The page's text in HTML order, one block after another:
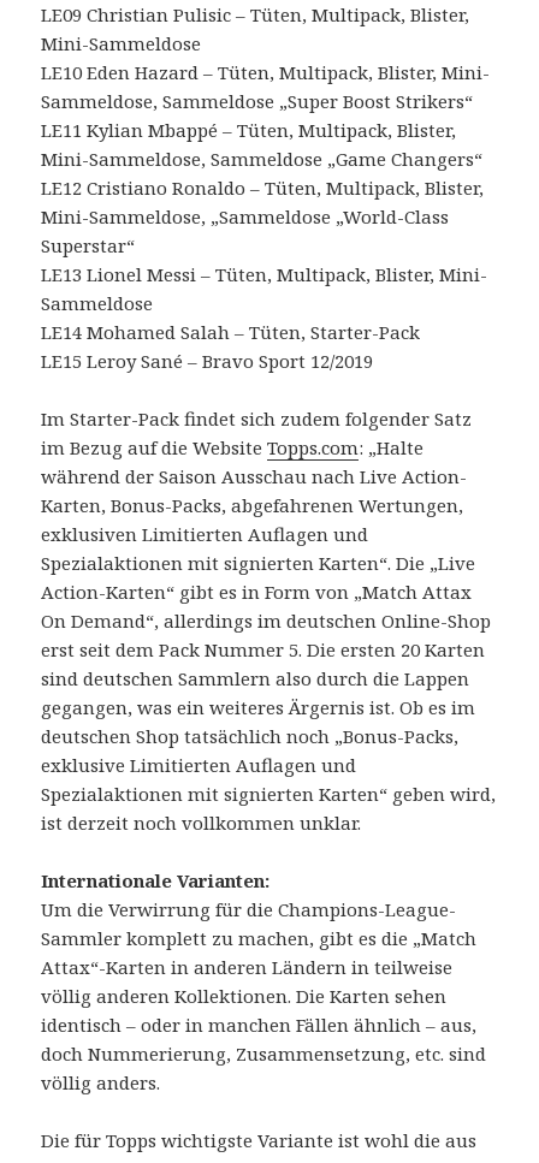
LE09 Christian Pulisic – Tüten, Multipack, Blister,
Mini-Sammeldose
LE10 Eden Hazard – Tüten, Multipack, Blister, Mini-
Sammeldose, Sammeldose „Super Boost Strikers“
LE11 Kylian Mbappé – Tüten, Multipack, Blister,
Mini-Sammeldose, Sammeldose „Game Changers“
LE12 Cristiano Ronaldo – Tüten, Multipack, Blister,
Mini-Sammeldose, „Sammeldose „World-Class
Superstar“
LE13 Lionel Messi – Tüten, Multipack, Blister, Mini-
Sammeldose
LE14 Mohamed Salah – Tüten, Starter-Pack
LE15 Leroy Sané – Bravo Sport 12/2019
Im Starter-Pack findet sich zudem folgender Satz
im Bezug auf die WebsiteTopps.com: „Halte
während der Saison Ausschau nach Live Action-
Karten, Bonus-Packs, abgefahrenen Wertungen,
exklusiven Limitierten Auflagen und
Spezialaktionen mit signierten Karten“. Die „Live
Action-Karten“ gibt es in Form von „Match Attax
On Demand“, allerdings im deutschen Online-Shop
erst seit dem Pack Nummer 5. Die ersten 20 Karten
sind deutschen Sammlern also durch die Lappen
gegangen, was ein weiteres Ärgernis ist. Ob es im
deutschen Shop tatsächlich noch „Bonus-Packs,
exklusive Limitierten Auflagen und
Spezialaktionen mit signierten Karten“ geben wird,
ist derzeit noch vollkommen unklar.
Internationale Varianten:
Um die Verwirrung für die Champions-League-
Sammler komplett zu machen, gibt es die „Match
Attax“-Karten in anderen Ländern in teilweise
völlig anderen Kollektionen. Die Karten sehen
identisch – oder in manchen Fällen ähnlich – aus,
doch Nummerierung, Zusammensetzung, etc. sind
völlig anders.
Die für Topps wichtigste Variante ist wohl die aus